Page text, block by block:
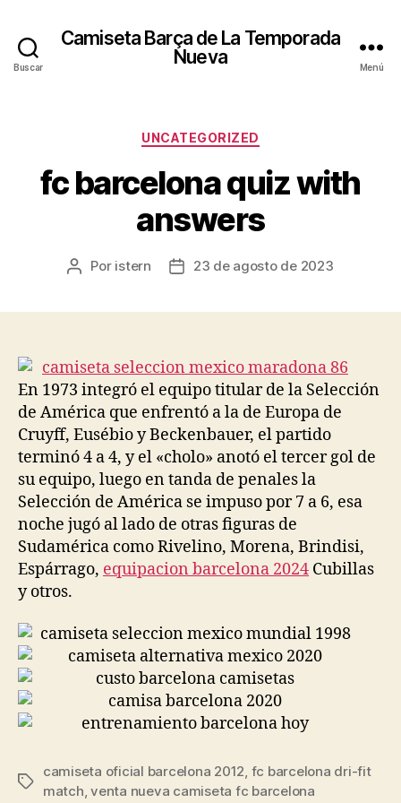
Buscar
Camiseta Barça de La Temporada
Nueva
Menú
Categorías
UNCATEGORIZED
fc barcelona quiz with
answers
Autor
Por istern
Fecha23 de agosto de 2023
En 1973 integró el equipo titular de la Selección
de América que enfrentó a la de Europa de
Cruyff, Eusébio y Beckenbauer, el partido
terminó 4 a 4, y el «cholo» anotó el tercer gol de
su equipo, luego en tanda de penales la
Selección de América se impuso por 7 a 6, esa
noche jugó al lado de otras figuras de
Sudamérica como Rivelino, Morena, Brindisi,
Espárrago, equipacion barcelona 2024 Cubillas
y otros.
Etiquetas
camiseta oficial barcelona 2012, fc barcelona dri-fit
match,venta nueva camiseta fc barcelona